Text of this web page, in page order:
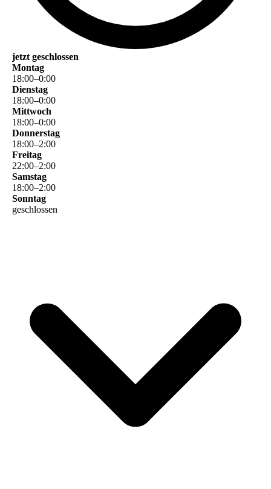
jetzt geschlossen
Montag
18:00–0:00
Dienstag
18:00–0:00
Mittwoch
18:00–0:00
Donnerstag
18:00–2:00
Freitag
22:00–2:00
Samstag
18:00–2:00
Sonntag
geschlossen